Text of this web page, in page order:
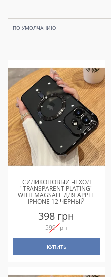
ПО УМОЛЧАНИЮ
СИЛИКОНОВЫЙ ЧЕХОЛ
"TRANSPARENT PLATING"
WITH MAGSAFE ДЛЯ APPLE
IPHONE 12 ЧЕРНЫЙ
398 грн
599 грн
КУПИТЬ